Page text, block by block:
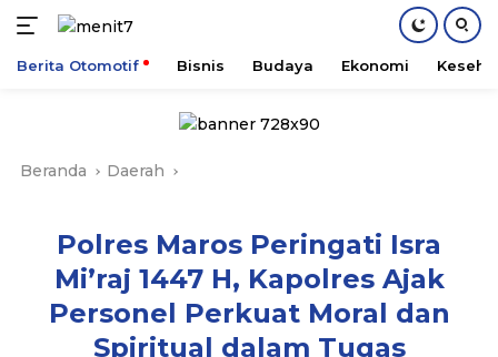
Berita Otomotif Bisnis Budaya Ekonomi
Beranda Daerah
Polres Maros Peringati Isra
Mi’raj 1447 H, Kapolres Ajak
Personel Perkuat Moral dan
Spiritual dalam Tugas